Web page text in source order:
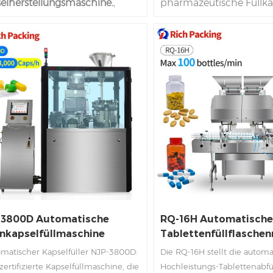
,
RQ Gruppe, ist ein neuer
aus dem Sahnehäubchen
Kuchen von A- und B-
und C Rädern. WE bei RQ
darauf, dass diese 1500D
Kunden ein effizientes
Produktionserlebnis
indem die hohe
der Branche
und den Prozess
Kapsel-Maschine
pharmazeutische
zehn Tagen anbieten
Fabrikbereich 7996㎡
Packing Pharma-
1500D
Verkapselung
Lebenslang verfügt
über28 F&E-
Kunden 365 * 20-
für
China Top Profession
FillingEncapsulation
Hersteller.
3800D Automatische
Kapselfüller NJP-3800D:
Kapselfüllmaschine, die
RQ-16H Automatische
Die RQ-16H stellt die
Hochleistungs-